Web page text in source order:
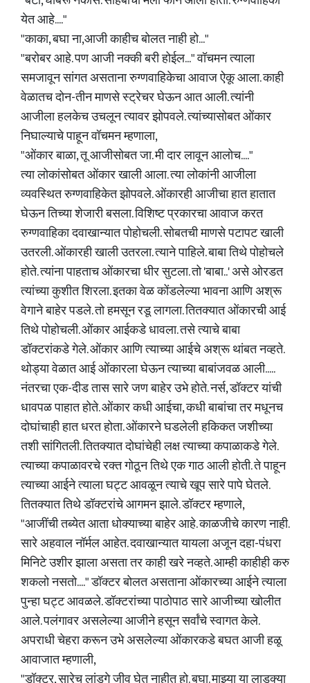
येत आहे...."
"काका, बघा ना,आजी काहीच बोलत नाही हो..."
"बरोबर आहे. पण आजी नक्की बरी होईल..." वॉचमन त्याला
समजावून सांगत असताना रुग्णवाहिकेचा आवाज ऐकू आला. काही
वेळातच दोन-तीन माणसे स्ट्रेचर घेऊन आत आली. त्यांनी
आजीला हलकेच उचलून त्यावर झोपवले. त्यांच्यासोबत ओंकार
निघाल्याचे पाहून वॉचमन म्हणाला,
"ओंकार बाळा, तू आजीसोबत जा. मी दार लावून आलोच...."
त्या लोकांसोबत ओंकार खाली आला. त्या लोकांनी आजीला
व्यवस्थित रुग्णवाहिकेत झोपवले. ओंकारही आजीचा हात हातात
घेऊन तिच्या शेजारी बसला. विशिष्ट प्रकारचा आवाज करत
रुग्णवाहिका दवाखान्यात पोहोचली. सोबतची माणसे पटापट खाली
उतरली. ओंकारही खाली उतरला. त्याने पाहिले. बाबा तिथे पोहोचले
होते. त्यांना पाहताच ओंकारचा धीर सुटला. तो 'बाबा..' असे ओरडत
त्यांच्या कुशीत शिरला. इतका वेळ कोंडलेल्या भावना आणि अश्रू
वेगाने बाहेर पडले. तो हमसून रडू लागला. तितक्यात ओंकारची आई
तिथे पोहोचली. ओंकार आईकडे धावला. तसे त्याचे बाबा
डॉक्टरांकडे गेले. ओंकार आणि त्याच्या आईचे अश्रू थांबत नव्हते.
थोड्या वेळात आई ओंकारला घेऊन त्याच्या बाबांजवळ आली.....
नंतरचा एक-दीड तास सारे जण बाहेर उभे होते. नर्स, डॉक्टर यांची
धावपळ पाहात होते. ओंकार कधी आईचा, कधी बाबांचा तर मधूनच
दोघांचाही हात धरत होता. ओंकारने घडलेली हकिकत जशीच्या
तशी सांगितली. तितक्यात दोघांचेही लक्ष त्याच्या कपाळाकडे गेले.
त्याच्या कपाळावरचे रक्त गोठून तिथे एक गाठ आली होती. ते पाहून
त्याच्या आईने त्याला घट्ट आवळून त्याचे खूप सारे पापे घेतले.
तितक्यात तिथे डॉक्टरांचे आगमन झाले. डॉक्टर म्हणाले,
"आजींची तब्येत आता धोक्याच्या बाहेर आहे. काळजीचे कारण नाही.
सारे अहवाल नॉर्मल आहेत. दवाखान्यात यायला अजून दहा-पंधरा
मिनिटे उशीर झाला असता तर काही खरे नव्हते. आम्ही काहीही करु
शकलो नसतो...." डॉक्टर बोलत असताना ओंकारच्या आईने त्याला
पुन्हा घट्ट आवळले. डॉक्टरांच्या पाठोपाठ सारे आजीच्या खोलीत
आले. पलंगावर असलेल्या आजीने हसून सर्वांचे स्वागत केले.
अपराधी चेहरा करून उभे असलेल्या ओंकारकडे बघत आजी हळू
आवाजात म्हणाली,